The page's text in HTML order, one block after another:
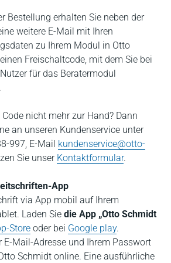
Bestellung erhalten Sie neben der
weitere E-Mail mit Ihren
zu Ihrem Modul in Otto
Freischaltcode, mit dem Sie bei
für das Beratermodul
nicht mehr zur Hand? Dann
an unseren Kundenservice unter
997, E-Mail kundenservice@otto-
Sie unser Kontaktformular.
App
via App mobil auf Ihrem
Laden Sie die App „Otto Schmidt
Store oder bei Google play.
Mail-Adresse und Ihrem Passwort
Schmidt online. Eine ausführliche